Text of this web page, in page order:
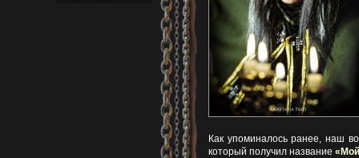
Как упоминалось ранее, наш
который получил название